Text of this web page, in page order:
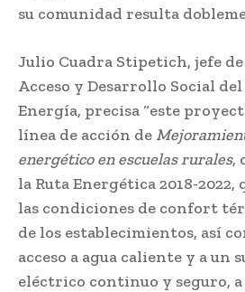
su comunidad resulta
Julio Cuadra Stipetich, jefe
Acceso y Desarrollo Social
Energía, precisa “este
línea de acción de
energético en escuelas rurales,
la Ruta Energética 2018-2022,
las condiciones de confort
de los establecimientos, así
acceso a agua caliente y a un
eléctrico continuo y seguro,